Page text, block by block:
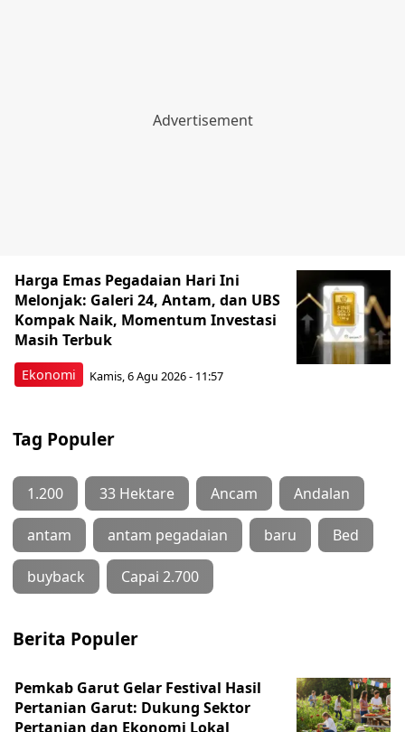
Ekonomi
Harga Emas Pegadaian Hari Ini
Melonjak: Galeri 24, Antam, dan UBS
Kompak Naik, Momentum Investasi
Masih Terbuk
Kamis, 6 Agu 2026 - 11:57
Tag Populer
1.200 33 Hektare Ancam Andalan
antam antam pegadaian baru Bed
buyback Capai 2.700
Berita Populer
Pemkab Garut Gelar Festival Hasil
Pertanian Garut: Dukung Sektor
Pertanian dan Ekonomi Lokal